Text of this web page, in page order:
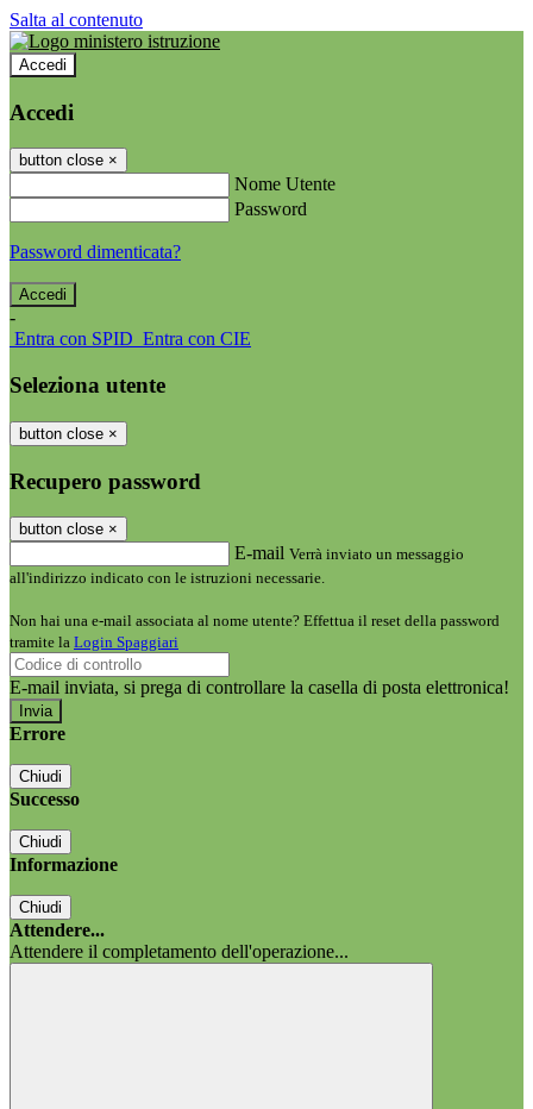
Salta al contenuto
Accedi
Accedi
button close ×
Nome Utente
Password
Password dimenticata?
-
Entra con SPID Entra con CIE
Seleziona utente
button close ×
Recupero password
button close ×
E-mail Verrà inviato un messaggio
all'indirizzo indicato con le istruzioni necessarie.
Non hai una e-mail associata al nome utente? Effettua il reset della password
tramite la Login Spaggiari
E-mail inviata, si prega di controllare la casella di posta elettronica!
Errore
Chiudi
Successo
Chiudi
Informazione
Chiudi
Attendere...
Attendere il completamento dell'operazione...